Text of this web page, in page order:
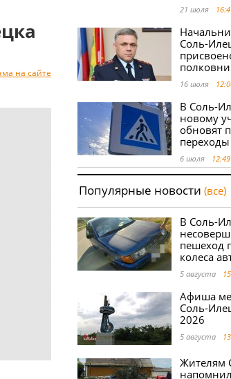
на сайте
21 июля
Соль-
16 июля
В Соль-
новому
обновят
6 июля 12:49
Популярные новости (все)
В Соль-
пешеход
колеса
5 августа
Афиша
Соль-
2026
5 августа
Жителям